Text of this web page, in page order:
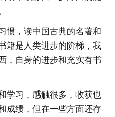
，读中国古典的名著和
籍是人类进步的阶梯，我
，自身的进步和充实有书
习，感触很多，收获也
成绩，但在一些方面还存